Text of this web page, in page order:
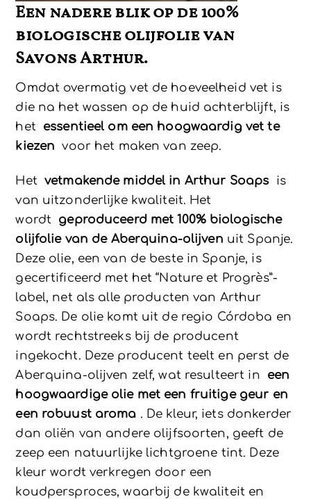
Een nadere blik op de 100%
biologische olijfolie van
Savons Arthur.
Omdat overmatig vet de hoeveelheid vet is
die na het wassen op de huid achterblijft, is
het essentieel om een ​​hoogwaardig vet te
kiezen voor het maken van zeep.
Hetvetmakende middel in Arthur Soaps is
van uitzonderlijke kwaliteit. Het
wordt geproduceerd met 100% biologische
olijfolie van de Aberquina-olijven uit Spanje.
Deze olie, een van de beste in Spanje, is
gecertificeerd met het “Nature et Progrès”-
label, net als alle producten van Arthur
Soaps. De olie komt uit de regio Córdoba en
wordt rechtstreeks bij de producent
ingekocht. Deze producent teelt en perst de
Aberquina-olijven zelf, wat resulteert in een
hoogwaardige olie met een fruitige geur en
een robuust aroma . De kleur, iets donkerder
dan oliën van andere olijfsoorten, geeft de
zeep een natuurlijke lichtgroene tint. Deze
kleur wordt verkregen door een
koudpersproces, waarbij de kwaliteit en